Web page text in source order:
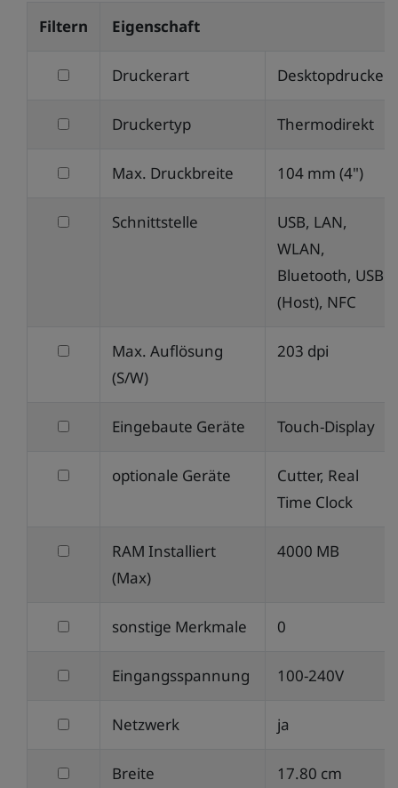
Filtern Eigenschaft
filtern
Druckerart
Druckerart Desktopdrucker
filtern
Druckertyp
Druckertyp Thermodirekt
filtern
Max.
Max. Druckbreite 104 mm (4")
filtern
Schnittstelle
USB, LAN,
WLAN,
Bluetooth, USB
(Host), NFC
filtern
Auflösung
Max. Auflösung
(S/W)
203 dpi
filtern
Eingebaute
Eingebaute Geräte Touch-Display
filtern
Geräte
optionale Geräte
Cutter, Real
Time Clock
filtern
Installiert
RAM Installiert
(Max)
4000 MB
filtern
sonstige
sonstige Merkmale 0
filtern
Eingangsspannung
Eingangsspannung 100-240V
filtern
Netzwerk
Netzwerk ja
filtern
Breite 17.80 cm